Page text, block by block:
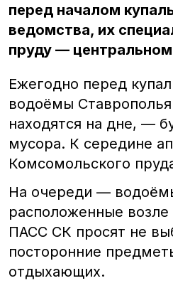
перед началом
ведомства, их
пруду —
Ежегодно перед
водоёмы
находятся на дне, —
мусора. К середине
Комсомольского
На очереди —
расположенные возле
ПАСС СК просят не
посторонние
отдыхающих.